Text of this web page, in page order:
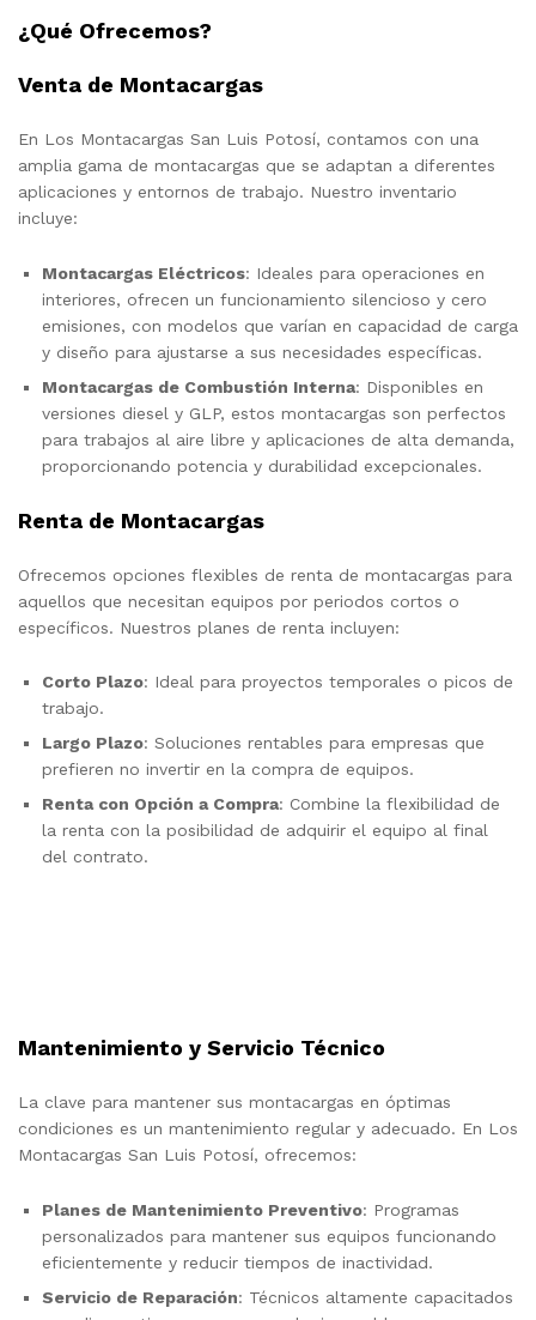
¿Qué Ofrecemos?
Venta de Montacargas
En Los Montacargas San Luis Potosí, contamos con una
amplia gama de montacargas que se adaptan a diferentes
aplicaciones y entornos de trabajo. Nuestro inventario
incluye:
Montacargas Eléctricos: Ideales para operaciones en
interiores, ofrecen un funcionamiento silencioso y cero
emisiones, con modelos que varían en capacidad de carga
y diseño para ajustarse a sus necesidades específicas.
Montacargas de Combustión Interna: Disponibles en
versiones diesel y GLP, estos montacargas son perfectos
para trabajos al aire libre y aplicaciones de alta demanda,
proporcionando potencia y durabilidad excepcionales.
Renta de Montacargas
Ofrecemos opciones flexibles de renta de montacargas para
aquellos que necesitan equipos por periodos cortos o
específicos. Nuestros planes de renta incluyen:
Corto Plazo: Ideal para proyectos temporales o picos de
trabajo.
Largo Plazo: Soluciones rentables para empresas que
prefieren no invertir en la compra de equipos.
Renta con Opción a Compra: Combine la flexibilidad de
la renta con la posibilidad de adquirir el equipo al final
del contrato.
Mantenimiento y Servicio Técnico
La clave para mantener sus montacargas en óptimas
condiciones es un mantenimiento regular y adecuado. En Los
Montacargas San Luis Potosí, ofrecemos:
Planes de Mantenimiento Preventivo: Programas
personalizados para mantener sus equipos funcionando
eficientemente y reducir tiempos de inactividad.
Servicio de Reparación: Técnicos altamente capacitados